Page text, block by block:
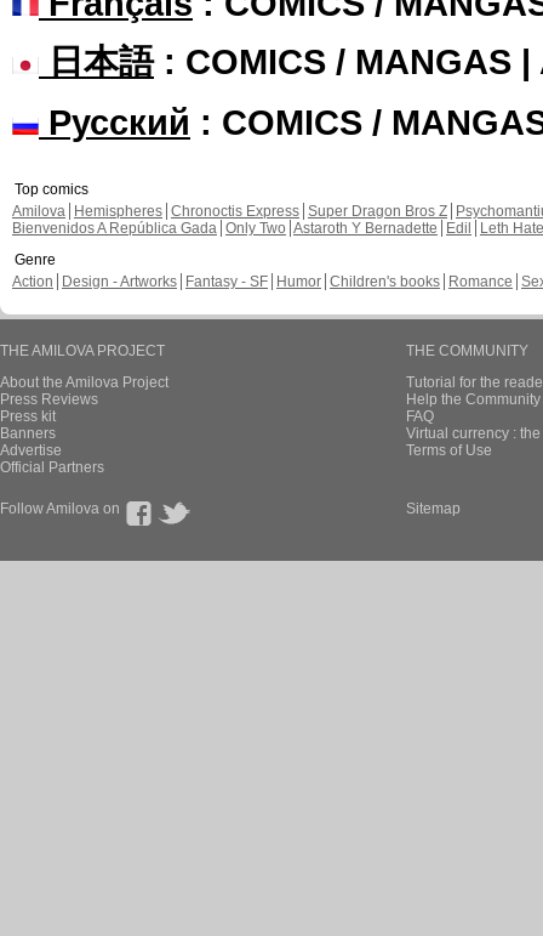
日本語: COMICS / MANGAS |
Русский : COMICS /
Top comics
Amilova
Hemispheres Chronoctis Express Super Dragon Bros Z
Bienvenidos A República Gada Only Two Astaroth Y Bernadette Edil
Leth Hate
Genre
Action
Design - Artworks Fantasy - SF Humor Children's books Romance
THE AMILOVA PROJECT
About the Amilova Project
Press Reviews
Press kit
Banners
Advertise
Official Partners
THE COMMUNITY
Tutorial for the
Help the
FAQ
Virtual currency :
Terms of Use
Follow Amilova on Sitemap